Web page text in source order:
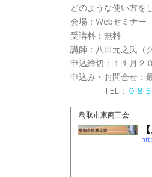
どのような使い方を
会場：Webセミナー
受講料：無料
講師：八田元之氏（
申込締切：１１月２
申込み・お問合せ：
TEL： ０８
鳥取市東商工会